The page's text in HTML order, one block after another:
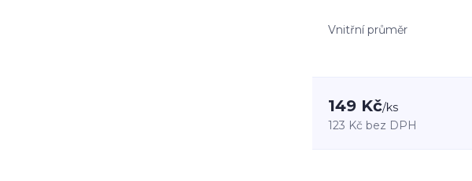
Vnitřní průměr
149 Kč/ks
123 Kč bez DPH